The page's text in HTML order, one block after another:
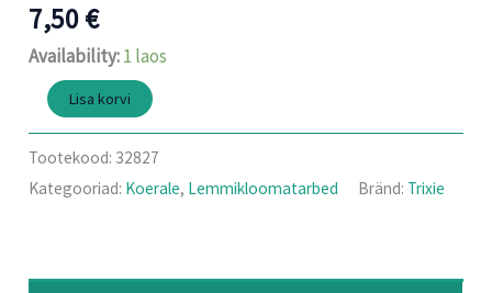
7,50€
Availability:1 laos
Lisa korvi
Tootekood: 32827
Kategooriad: Koerale, Lemmikloomatarbed Bränd: Trixie